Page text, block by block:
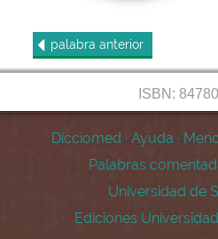
palabra anterior
ISBN:
Dicciomed · Ayuda ·
Palabras
Universidad de
Ediciones